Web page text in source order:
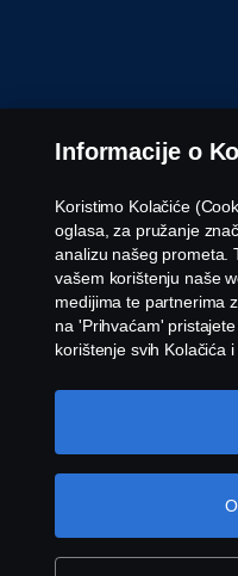
Informacije o
Koristimo Kolačiće
oglasa, za pružanje
analizu našeg prometa.
vašem korištenju naše
medijima te partnerima
na 'Prihvaćam'
korištenje svih Kolačića
Kolačića' i odabirom
detaljnije objašnjenje o